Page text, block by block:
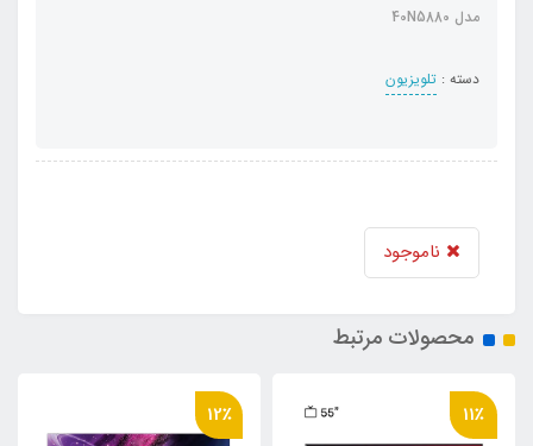
مدل 40N5880
دسته : تلویزیون
ناموجود
محصولات مرتبط
11٪ 12٪